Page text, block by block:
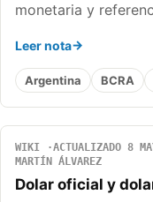
monetaria y
Leer nota
Argentina BCRA
WIKI ACTUALIZADO 8
MARTÍN ÁLVAREZ
Dolar oficial y